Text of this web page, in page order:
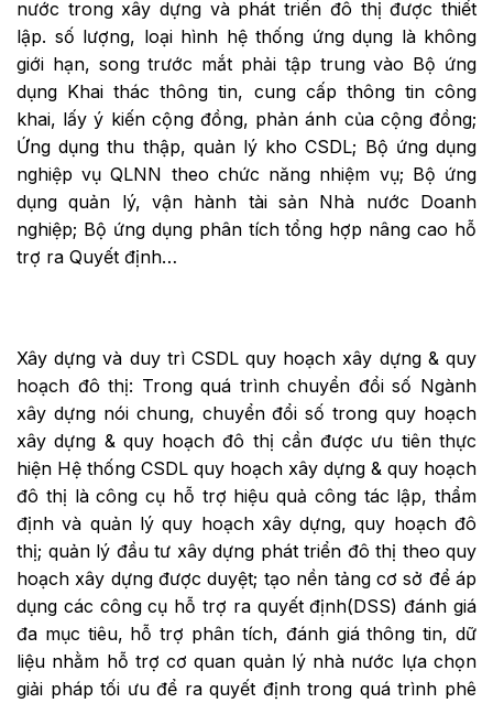
nước trong xây dựng và phát triển đô thị được thiết
lập. số lượng, loại hình hệ thống ứng dụng là không
giới hạn, song trước mắt phải tập trung vào Bộ ứng
dụng Khai thác thông tin, cung cấp thông tin công
khai, lấy ý kiến cộng đồng, phản ánh của cộng đồng;
Ứng dụng thu thập, quản lý kho CSDL; Bộ ứng dụng
nghiệp vụ QLNN theo chức năng nhiệm vụ; Bộ ứng
dụng quản lý, vận hành tài sản Nhà nước Doanh
nghiệp; Bộ ứng dụng phân tích tổng hợp nâng cao hỗ
trợ ra Quyết định…
Xây dựng và duy trì CSDL quy hoạch xây dựng & quy
hoạch đô thị: Trong quá trình chuyển đổi số Ngành
xây dựng nói chung, chuyển đổi số trong quy hoạch
xây dựng & quy hoạch đô thị cần được ưu tiên thực
hiện Hệ thống CSDL quy hoạch xây dựng & quy hoạch
đô thị là công cụ hỗ trợ hiệu quả công tác lập, thẩm
định và quản lý quy hoạch xây dựng, quy hoạch đô
thị; quản lý đầu tư xây dựng phát triển đô thị theo quy
hoạch xây dựng được duyệt; tạo nền tảng cơ sở để áp
dụng các công cụ hỗ trợ ra quyết định(DSS) đánh giá
đa mục tiêu, hỗ trợ phân tích, đánh giá thông tin, dữ
liệu nhằm hỗ trợ cơ quan quản lý nhà nước lựa chọn
giải pháp tối ưu để ra quyết định trong quá trình phê